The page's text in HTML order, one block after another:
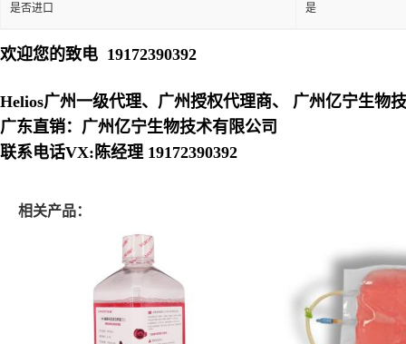
是否进口 是
欢迎您的致电 19172390392
Helios广州一级代理、广州授权代理商、 广州亿宁生物
广东直销：广州亿宁生物技术有限公司
联系电话VX:陈经理 19172390392
相关产品：